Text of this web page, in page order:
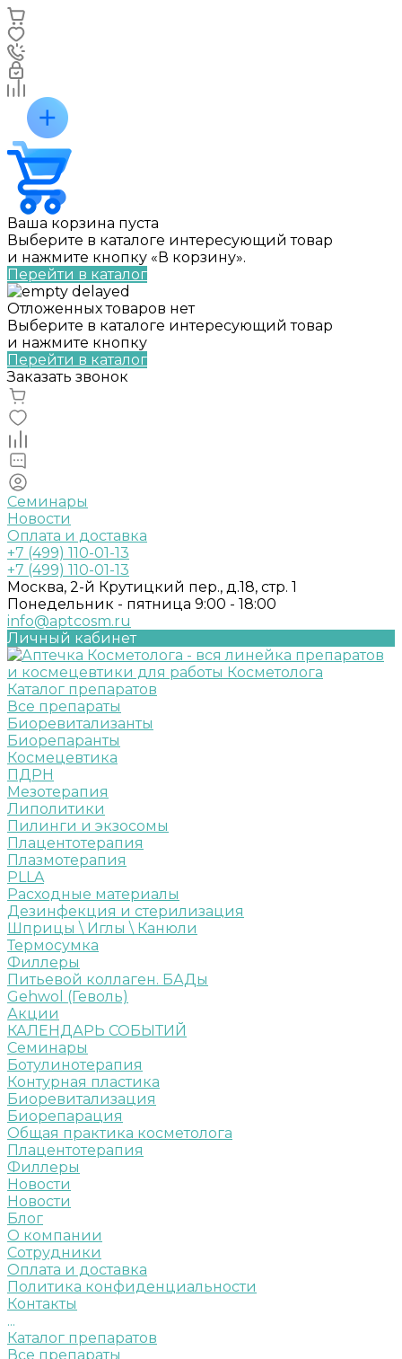
Ваша корзина пуста
Выберите в каталоге интересующий товар
и нажмите кнопку «В корзину».
Перейти в каталог
Отложенных товаров нет
Выберите в каталоге интересующий товар
и нажмите кнопку
Перейти в каталог
Заказать звонок
Семинары
Новости
Оплата и доставка
+7 (499) 110-01-13
+7 (499) 110-01-13
Москва, 2-й Крутицкий пер., д.18, стр. 1
Понедельник - пятница 9:00 - 18:00
info@aptcosm.ru
Личный кабинет
Каталог препаратов
Все препараты
Биоревитализанты
Биорепаранты
Космецевтика
ПДРН
Мезотерапия
Липолитики
Пилинги и экзосомы
Плацентотерапия
Плазмотерапия
PLLA
Расходные материалы
Дезинфекция и стерилизация
Шприцы \ Иглы \ Канюли
Термосумка
Филлеры
Питьевой коллаген. БАДы
Gehwol (Геволь)
Акции
КАЛЕНДАРЬ СОБЫТИЙ
Семинары
Ботулинотерапия
Контурная пластика
Биоревитализация
Биорепарация
Общая практика косметолога
Плацентотерапия
Филлеры
Новости
Новости
Блог
О компании
Сотрудники
Оплата и доставка
Политика конфиденциальности
Контакты
...
Каталог препаратов
Все препараты